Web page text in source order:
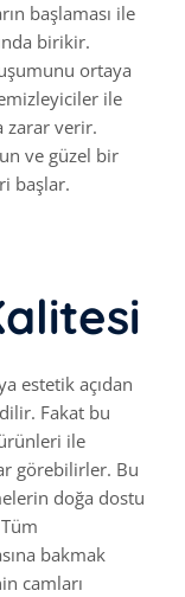
başlaması ile
birikir.
ortaya
ile
zarar verir.
ve güzel bir
başlar.
estetik açıdan
Fakat bu
ile
görebilirler. Bu
doğa dostu
bakmak
camları